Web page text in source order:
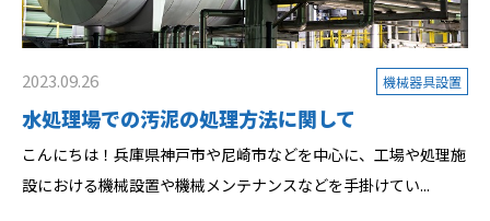
2023.09.26 機械器具設置
水処理場での汚泥の処理方法に関して
こんにちは！兵庫県神戸市や尼崎市などを中心に、工場や処理施
設における機械設置や機械メンテナンスなどを手掛けてい...